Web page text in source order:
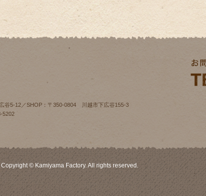
谷5-12／SHOP：〒350-0804 川越市下広谷155‐3
5202
Copyright © Kamiyama Factory. All rights reserved.